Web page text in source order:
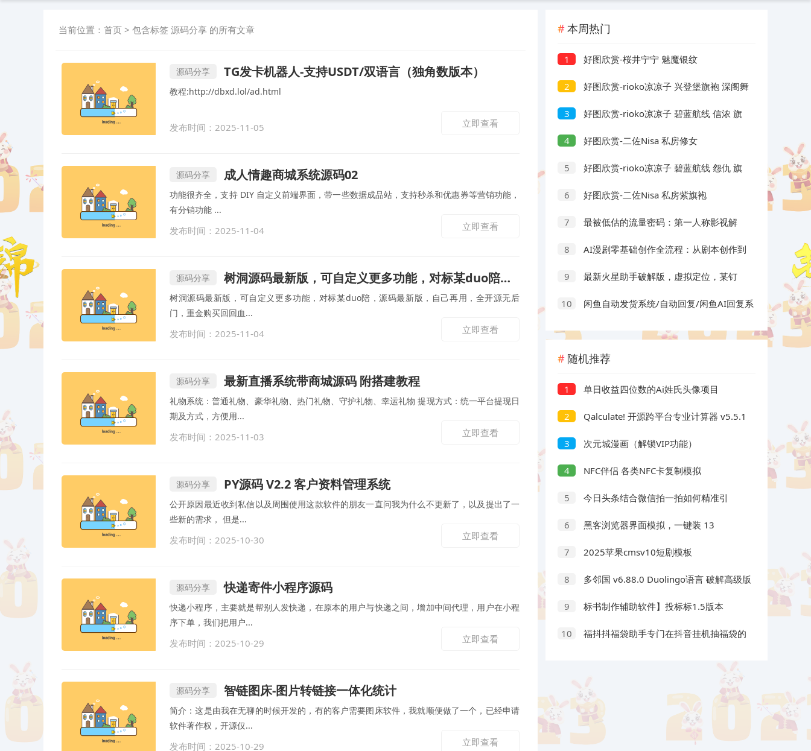
当前位置： 首页 > 包含标签 源码分享 的所有文章
源码分享 TG发卡机器人-支持USDT/双语言（独角数版本）
教程:http://dbxd.lol/ad.html
发布时间：2025-11-05 立即查看
源码分享 成人情趣商城系统源码02
功能很齐全，支持 DIY 自定义前端界面，带一些数据成品站，支持秒杀和优惠券等营销功能，
有分销功能 ...
发布时间：2025-11-04 立即查看
源码分享 树洞源码最新版，可自定义更多功能，对标某duo陪，源码最新版
树洞源码最新版，可自定义更多功能，对标某duo陪，源码最新版，自己再用，全开源无后
门，重金购买回回血...
发布时间：2025-11-04 立即查看
源码分享 最新直播系统带商城源码 附搭建教程
礼物系统：普通礼物、豪华礼物、热门礼物、守护礼物、幸运礼物 提现方式：统一平台提现日
期及方式，方便用...
发布时间：2025-11-03 立即查看
源码分享 PY源码 V2.2 客户资料管理系统
公开原因最近收到私信以及周围使用这款软件的朋友一直问我为什么不更新了，以及提出了一
些新的需求， 但是...
发布时间：2025-10-30 立即查看
源码分享 快递寄件小程序源码
快递小程序，主要就是帮别人发快递，在原本的用户与快递之间，增加中间代理，用户在小程
序下单，我们把用户...
发布时间：2025-10-29 立即查看
源码分享 智链图床-图片转链接一体化统计
简介：这是由我在无聊的时候开发的，有的客户需要图床软件，我就顺便做了一个，已经申请
软件著作权，开源仅...
发布时间：2025-10-29 立即查看
本周热门
1 好图欣赏-桜井宁宁 魅魔银纹
2
好图欣赏-rioko凉凉子 兴登堡旗袍 深阁舞
戏
3
好图欣赏-rioko凉凉子 碧蓝航线 信浓 旗
袍 相融一梦
4 好图欣赏-二佐Nisa 私房修女
5
好图欣赏-rioko凉凉子 碧蓝航线 怨仇 旗
6 好图欣赏-二佐Nisa 私房紫旗袍
7
最被低估的流量密码：第一人称影视解
8
AI漫剧零基础创作全流程：从剧本创作到
9
最新火星助手破解版，虚拟定位，某钉
10
闲鱼自动发货系统/自动回复/闲鱼AI回复系
随机推荐
1 单日收益四位数的Ai姓氏头像项目
2
Qalculate! 开源跨平台专业计算器 v5.5.1
中文绿色版
3 次元城漫画（解锁VIP功能）
4 NFC伴侣 各类NFC卡复制模拟
5
今日头条结合微信拍一拍如何精准引
6 黑客浏览器界面模拟，一键装 13
7 2025苹果cmsv10短剧模板
8 多邻国 v6.88.0 Duolingo语言 破解高级版
9 标书制作辅助软件】投标标1.5版本
10
福抖抖福袋助手专门在抖音挂机抽福袋的